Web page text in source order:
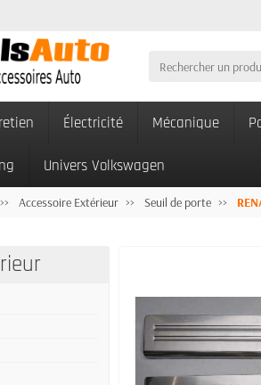
Électricité Mécanique
Univers Volkswagen
Accessoire Extérieur Seuil de porte